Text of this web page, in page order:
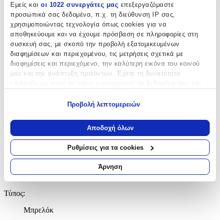
Εμείς και οι 1022 συνεργάτες μας επεξεργαζόμαστε
προσωπικά σας δεδομένα, π.χ. τη διεύθυνση IP σας,
χρησιμοποιώντας τεχνολογία όπως cookies για να
αποθηκεύουμε και να έχουμε πρόσβαση σε πληροφορίες στη
συσκευή σας, με σκοπό την προβολή εξατομικευμένων
διαφημίσεων και περιεχομένου, τις μετρήσεις σχετικά με
διαφημίσεις και περιεχόμενο, την καλύτερη εικόνα του κοινού
μας και την ανάπτυξη προϊόντων. Έχετε τη δυνατότητα
Να συλλέξουμε πληροφορίες σχετικά με τη γεωγραφική
σας τοποθεσία, οι οποίες μπορεί να είναι ακριβείς σε
απόσταση μερικών μέτρων
Να αναγνωρίσουμε τη συσκευή σας σαρώνοντας ενεργά
για συγκεκριμένα χαρακτηριστικά (δακτυλικό αποτύπωμα)
Μάθετε περισσότερα σχετικά με τον τρόπο επεξεργασίας των
στην
Δήλωση Cookies.
Προβολή λεπτομερειών
Αποδοχή όλων
Ρυθμίσεις για τα cookies
Άρνηση
Μπρελόκ
με Led:
Όχι
Χειροποίητο
Όχι
Χαρακτηριστικά
Χαρακτηριστικά
Τύπος:
Μπρελόκ